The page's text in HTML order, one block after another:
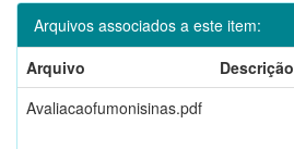
Arquivos associados a este item:
Arquivo
Descrição
Avaliacaofumonisinas.pdf